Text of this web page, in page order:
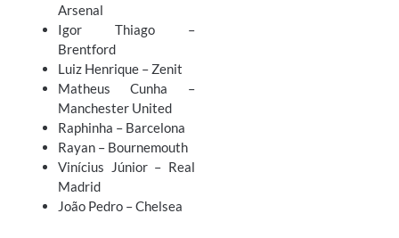
Arsenal
Igor Thiago –
Brentford
Luiz Henrique – Zenit
Matheus Cunha –
Manchester United
Raphinha – Barcelona
Rayan – Bournemouth
Vinícius Júnior – Real
Madrid
João Pedro – Chelsea